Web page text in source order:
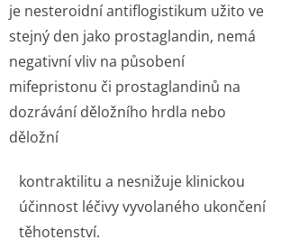
je nesteroidní antiflogistikum užito ve
stejný den jako prostaglandin, nemá
negativní vliv na působení
mifepristonu či prostaglandinů na
dozrávání děložního hrdla nebo
děložní
kontraktilitu a nesnižuje klinickou
účinnost léčivy vyvolaného ukončení
těhotenství.